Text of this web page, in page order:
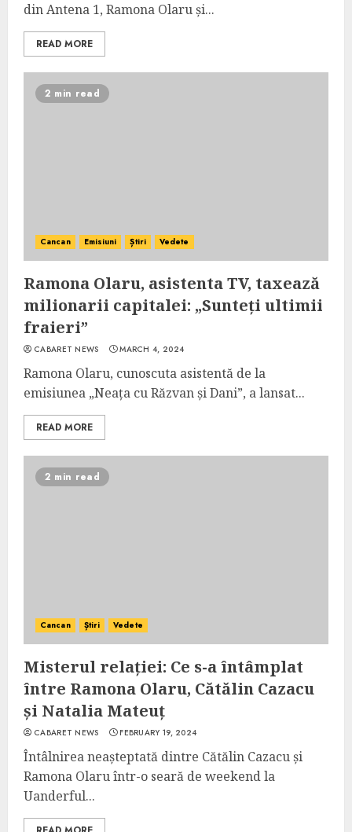
din Antena 1, Ramona Olaru și...
READ MORE
2 min read
Cancan Emisiuni Știri Vedete
Ramona Olaru, asistenta TV, taxează
milionarii capitalei: „Sunteți ultimii
fraieri”
CABARET NEWS MARCH 4, 2024
Ramona Olaru, cunoscuta asistentă de la
emisiunea „Neața cu Răzvan și Dani”, a lansat...
READ MORE
2 min read
Cancan Știri Vedete
Misterul relației: Ce s-a întâmplat
între Ramona Olaru, Cătălin Cazacu
și Natalia Mateuț
CABARET NEWS FEBRUARY 19, 2024
Întâlnirea neașteptată dintre Cătălin Cazacu și
Ramona Olaru într-o seară de weekend la
Uanderful...